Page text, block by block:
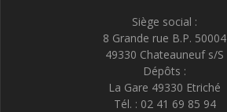
Siège social :
8 Grande rue B.P. 50004
49330 Chateauneuf s/S
Dépôts :
La Gare 49330 Etriché
Tél. : 02 41 69 85 94